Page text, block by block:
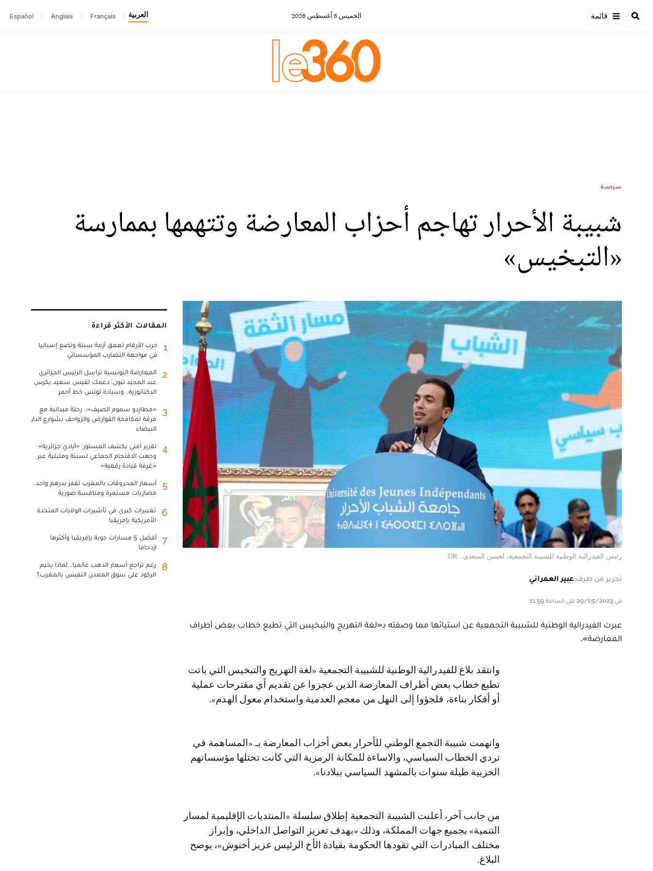
قائمة الخميس 6 أغسطس 2026 العربية Français
Anglais
Español
سياسة
شبيبة الأحرار تهاجم أحزاب المعارضة وتتهمها بممارسة
«التبخيس»
رئيس الفيدرالية الوطنية للشبيبة التجمعية، لحسن السعدي . DR
تحرير من طرف عبير العمراني
في 29/05/2023 على الساعة 11:59
عبرت الفيدرالية الوطنية للشبيبة التجمعية عن استيائها مما وصفته بـ«لغة التهريج والتبخيس التي تطبع خطاب بعض أطراف
المعارضة».
وانتقد بلاغ للفيدرالية الوطنية للشبيبة التجمعية «لغة التهريج والتبخيس التي باتت
تطبع خطاب بعض أطراف المعارضة الذين عجزوا عن تقديم أي مقترحات عملية
أو أفكار بناءة، فلجؤوا إلى النهل من معجم العدمية واستخدام معول الهدم».
واتهمت شبيبة التجمع الوطني للأحرار بعض أحزاب المعارضة بـ «المساهمة في
تردي الخطاب السياسي، والاساءة للمكانة الرمزية التي كانت تحتلها مؤسساتهم
الحزبية طيلة سنوات بالمشهد السياسي ببلادنا».
من جانب آخر، أعلنت الشبيبة التجمعية إطلاق سلسلة «المنتديات الإقليمية لمسار
التنمية» بجميع جهات المملكة، وذلك «بهدف تعزيز التواصل الداخلي، وإبراز
مختلف المبادرات التي تقودها الحكومة بقيادة الأخ الرئيس عزيز أخنوش»، يوضح
البلاغ.
المقالات الأكثر قراءة
1
حرب الأرقام تعمق أزمة سبتة وتضع إسبانيا
في مواجهة التضارب المؤسساتي
2
المعارضة التونسية تراسل الرئيس الجزائري
عبد المجيد تبون: دعمك لقيس سعيد يكرس
الدكتاتورية.. وسيادة تونس خط أحمر
3
«مطارِدو سموم الصيف».. رحلة ميدانية مع
فرقة لمكافحة القوارض والزواحف بشوارع الدار
البيضاء
4
تقرير أمني يكشف المستور: «أيادي جزائرية»
وجهت الاقتحام الجماعي لسبتة ومليلية عبر
«غرفة قيادة رقمية»
5
أسعار المحروقات بالمغرب تقفز بدرهم واحد..
مضاربات مستمرة ومنافسة صورية
6
تغييرات كبرى في تأشيرات الولايات المتحدة
الأمريكية بإفريقيا
7
أفضل 5 مسارات جوية بإفريقيا وأكثرها
ازدحاما
8
رغم تراجع أسعار الذهب عالميا.. لماذا يخيم
الركود على سوق المعدن النفيس بالمغرب؟